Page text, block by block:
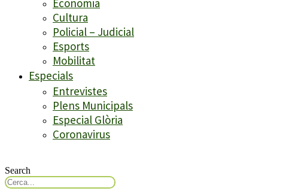
Economia
Cultura
Policial – Judicial
Esports
Mobilitat
Especials
Entrevistes
Plens Municipals
Especial Glòria
Coronavirus
Search